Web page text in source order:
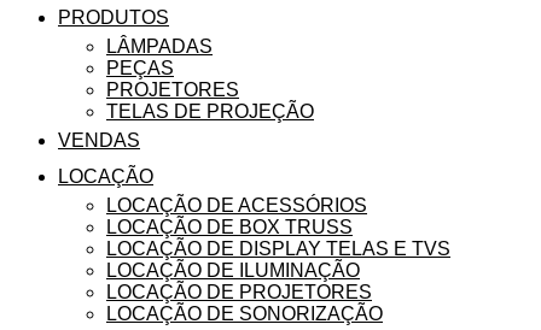
PRODUTOS
LÂMPADAS
PEÇAS
PROJETORES
TELAS DE PROJEÇÃO
VENDAS
LOCAÇÃO
LOCAÇÃO DE ACESSÓRIOS
LOCAÇÃO DE BOX TRUSS
LOCAÇÃO DE DISPLAY TELAS E TVS
LOCAÇÃO DE ILUMINAÇÃO
LOCAÇÃO DE PROJETORES
LOCAÇÃO DE SONORIZAÇÃO